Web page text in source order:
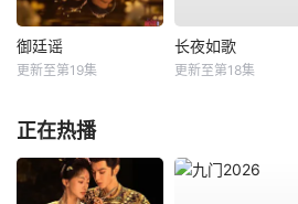
御廷谣
更新至第19集
长夜如歌
更新至第18集
正在热播